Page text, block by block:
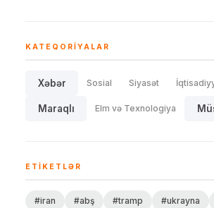
KATEQORIYALAR
Xəbər Sosial Siyasət
Maraqlı Elm və Texnologiya
ETIKETLƏR
#iran #abş #tramp #ukrayna